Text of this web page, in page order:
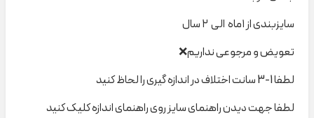
سایزبندی از ۱ماه الی ۲ سال
تعویض و مرجوعی نداریم❌
لطفا 1-3 سانت اختلاف در اندازه گیری را لحاظ کنید
لطفا جهت دیدن راهنمای سایز روی راهنمای اندازه کلیک کنید